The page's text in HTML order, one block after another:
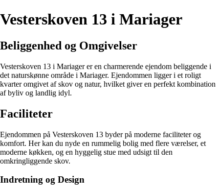
Vesterskoven 13 i Mariager
Beliggenhed og Omgivelser
Vesterskoven 13 i Mariager er en charmerende ejendom beliggende i
det naturskønne område i Mariager. Ejendommen ligger i et roligt
kvarter omgivet af skov og natur, hvilket giver en perfekt kombination
af byliv og landlig idyl.
Faciliteter
Ejendommen på Vesterskoven 13 byder på moderne faciliteter og
komfort. Her kan du nyde en rummelig bolig med flere værelser, et
moderne køkken, og en hyggelig stue med udsigt til den
omkringliggende skov.
Indretning og Design